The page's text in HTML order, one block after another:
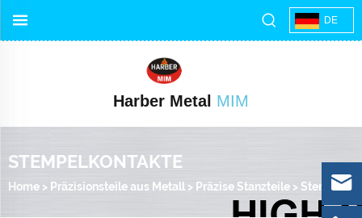
DE
Harber Metal MIM
STEMPELKONTAKTE
Home > Präzisionsteile aus Metall > Präzise Stanzteile > Stempelkontakte